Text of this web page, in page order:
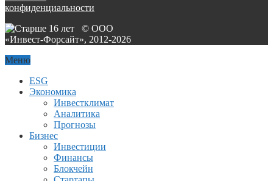
конфиденциальности
© ООО
«Инвест-Форсайт», 2012-2026
Меню
ESG
Экономика
Инвестклимат
Аналитика
Прогнозы
Бизнес
Инвестиции
Финансы
Блокчейн